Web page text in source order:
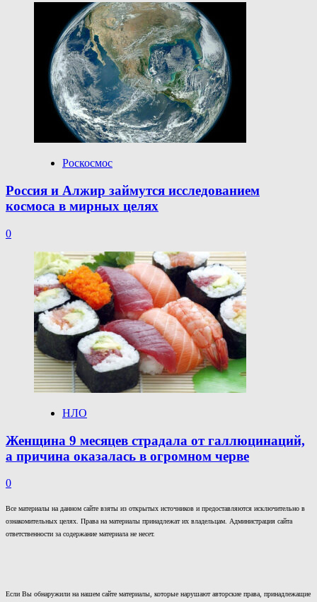
Роскосмос
Россия и Алжир займутся исследованием
космоса в мирных целях
0
НЛО
Женщина 9 месяцев страдала от галлюцинаций,
а причина оказалась в огромном черве
0
Все материалы на данном сайте взяты из открытых источников и предоставляются исключительно в
ознакомительных целях. Права на материалы принадлежат их владельцам. Администрация сайта
ответственности за содержание материала не несет.
Если Вы обнаружили на нашем сайте материалы, которые нарушают авторские права, принадлежащие